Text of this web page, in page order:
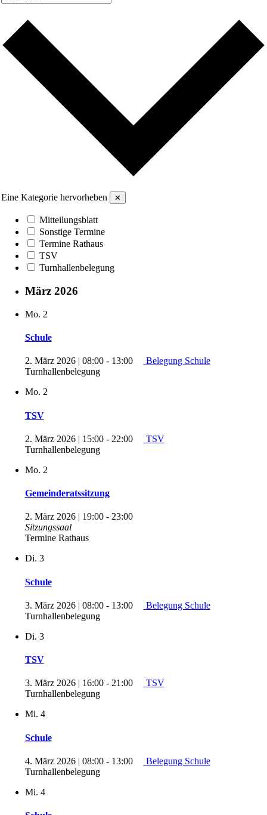
Eine Kategorie hervorheben ✕
Mitteilungsblatt
Sonstige Termine
Termine Rathaus
TSV
Turnhallenbelegung
März 2026
Mo. 2
Schule
2. März 2026 | 08:00- 13:00
Belegung Schule
Turnhallenbelegung
Mo. 2
TSV
2. März 2026 | 15:00- 22:00
TSV
Turnhallenbelegung
Mo. 2
Gemeinderatssitzung
2. März 2026 | 19:00- 23:00
Sitzungssaal
Termine Rathaus
Di. 3
Schule
3. März 2026 | 08:00- 13:00
Belegung Schule
Turnhallenbelegung
Di. 3
TSV
3. März 2026 | 16:00- 21:00
TSV
Turnhallenbelegung
Mi. 4
Schule
4. März 2026 | 08:00- 13:00
Belegung Schule
Turnhallenbelegung
Mi. 4